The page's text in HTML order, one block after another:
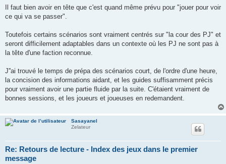
Il faut bien avoir en tête que c'est quand même prévu pour "jouer pour voir
ce qui va se passer".
Toutefois certains scénarios sont vraiment centrés sur "la cour des PJ" et
seront difficilement adaptables dans un contexte où les PJ ne sont pas à
la tête d'une faction reconnue.
J''ai trouvé le temps de prépa des scénarios court, de l'ordre d'une heure,
la concision des informations aidant, et les guides suffisamment précis
pour vraiment avoir une partie fluide par la suite. C'étaient vraiment de
bonnes sessions, et les joueurs et joueuses en redemandent.
Sasayanel
Zelateur
Re: Retours de lecture - Index des jeux dans le premier
message